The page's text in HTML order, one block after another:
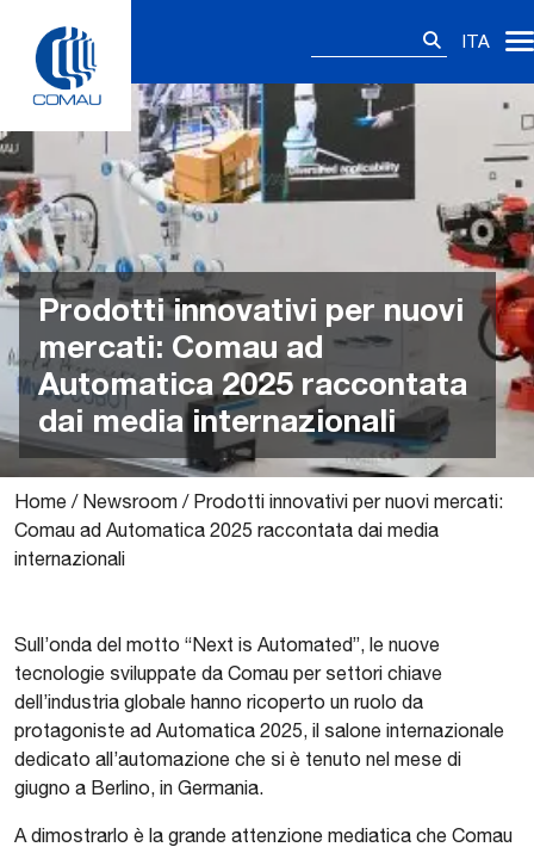
content
ITA
Prodotti innovativi per nuovi
mercati: Comau ad
Automatica 2025 raccontata
dai media internazionali
Home / Newsroom / Prodotti innovativi per nuovi mercati:
Comau ad Automatica 2025 raccontata dai media
internazionali
Sull’onda del motto “Next is Automated”, le nuove
tecnologie sviluppate da Comau per settori chiave
dell’industria globale hanno ricoperto un ruolo da
protagoniste ad Automatica 2025, il salone internazionale
dedicato all’automazione che si è tenuto nel mese di
giugno a Berlino, in Germania.
A dimostrarlo è la grande attenzione mediatica che Comau